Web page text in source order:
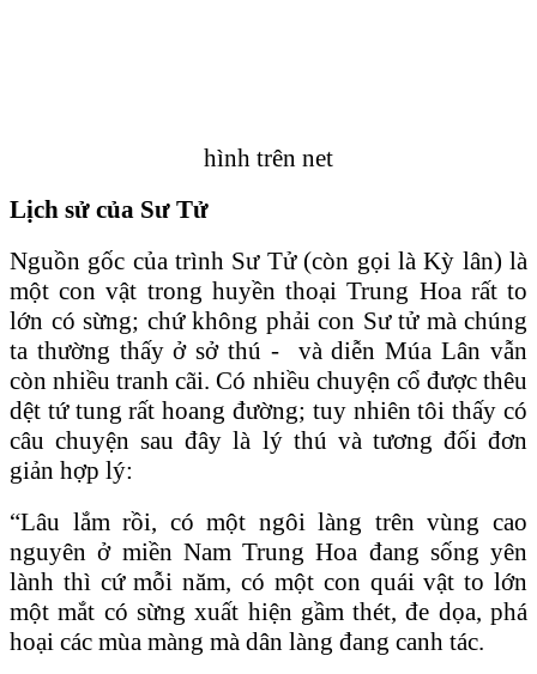
hình trên net
Lịch sử của Sư Tử
Nguồn gốc của trình Sư Tử (còn gọi là Kỳ lân) là
một con vật trong huyền thoại Trung Hoa rất to
lớn có sừng; chứ không phải con Sư tử mà chúng
ta thường thấy ở sở thú - và diễn Múa Lân vẫn
còn nhiều tranh cãi. Có nhiều chuyện cổ được thêu
dệt tứ tung rất hoang đường; tuy nhiên tôi thấy có
câu chuyện sau đây là lý thú và tương đối đơn
giản hợp lý:
“Lâu lắm rồi, có một ngôi làng trên vùng cao
nguyên ở miền Nam Trung Hoa đang sống yên
lành thì cứ mỗi năm, có một con quái vật to lớn
một mắt có sừng xuất hiện gầm thét, đe dọa, phá
hoại các mùa màng mà dân làng đang canh tác.